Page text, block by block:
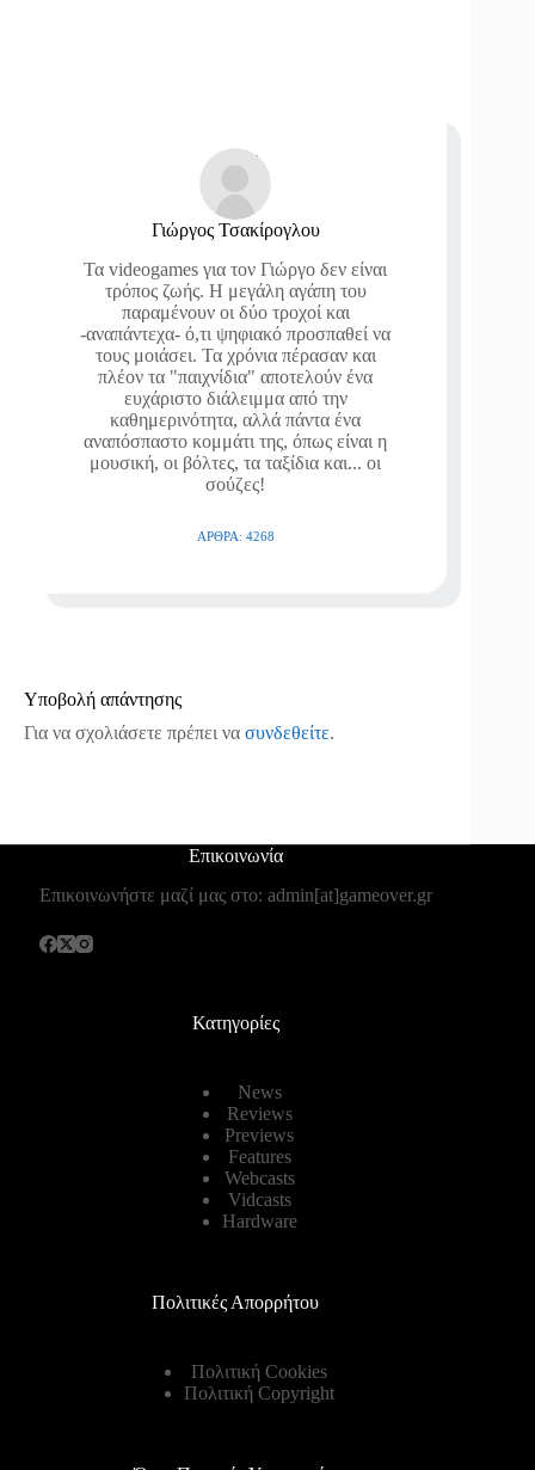
Γιώργος Τσακίρογλου
Τα videogames για τον Γιώργο δεν είναι
τρόπος ζωής. Η μεγάλη αγάπη του
παραμένουν οι δύο τροχοί και
-αναπάντεχα- ό,τι ψηφιακό προσπαθεί να
τους μοιάσει. Τα χρόνια πέρασαν και
πλέον τα "παιχνίδια" αποτελούν ένα
ευχάριστο διάλειμμα από την
καθημερινότητα, αλλά πάντα ένα
αναπόσπαστο κομμάτι της, όπως είναι η
μουσική, οι βόλτες, τα ταξίδια και... οι
σούζες!
ΆΡΘΡΑ: 4268
Υποβολή απάντησης
Για να σχολιάσετε πρέπει να συνδεθείτε.
Επικοινωνία
Επικοινωνήστε μαζί μας στο: admin[at]gameover.gr
Κατηγορίες
News
Reviews
Previews
Features
Webcasts
Vidcasts
Hardware
Πολιτικές Απορρήτου
Πολιτική Cookies
Πολιτική Copyright